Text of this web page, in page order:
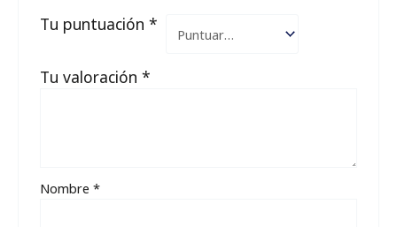
Tu puntuación*
Tu valoración*
Nombre*